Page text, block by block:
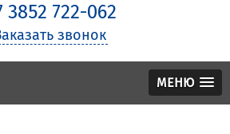
3852 722-062
звонок
МЕНЮ